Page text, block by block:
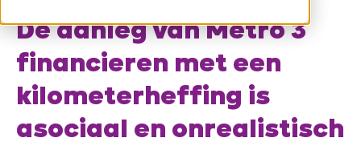
De aanleg van Metro 3
financieren met een
kilometerheffing is
asociaal en onrealistisch